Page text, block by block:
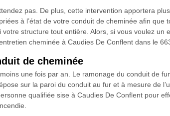
pas. De plus, cette intervention apportera
à l’état de votre conduit de cheminée afin que
structure tout entière. Alors, si vous voulez un
cheminée à Caudies De Conflent dans le
de cheminée
une fois par an. Le ramonage du conduit de
sur la paroi du conduit au fur et à mesure de
qualifiée sise à Caudies De Conflent pour